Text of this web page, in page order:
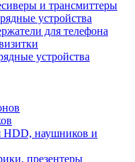
и трансмиттеры
устройства
для телефона
устройства
HDD, наушников и
презентеры